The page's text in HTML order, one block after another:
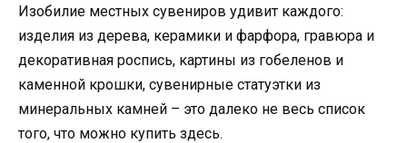
Изобилие местных сувениров удивит каждого:
изделия из дерева, керамики и фарфора, гравюра и
декоративная роспись, картины из гобеленов и
каменной крошки, сувенирные статуэтки из
минеральных камней – это далеко не весь список
того, что можно купить здесь.